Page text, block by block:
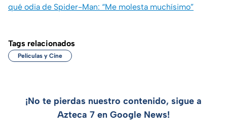
qué odia de Spider-Man: “Me molesta muchísimo”
Tags relacionados
Películas y Cine
¡No te pierdas nuestro contenido, sigue a
Azteca 7 en Google News!